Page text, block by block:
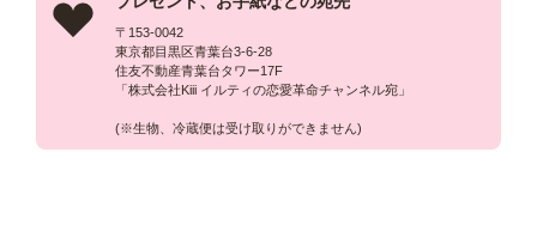
〒153-0042
東京都目黒区青葉台3-6-28
住友不動産青葉台タワー17F
「株式会社Kiii イルティの恋愛革命チャンネル宛」
(※生物、冷蔵便は受け取りができません)